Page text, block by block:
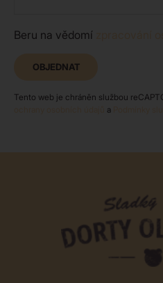
Beru na vědomí
Tento web je chráněn službou
a
OBJEDNAT